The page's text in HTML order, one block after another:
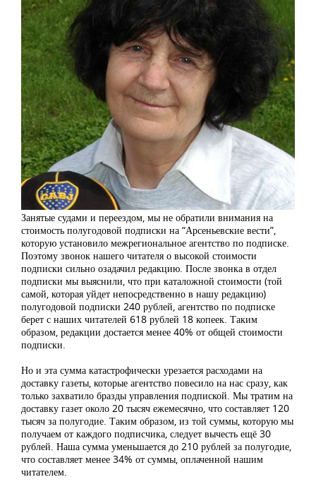
Занятые судами и переездом, мы не обратили внимания на
стоимость полугодовой подписки на “Арсеньевские вести”,
которую установило межрегиональное агентство по подписке.
Поэтому звонок нашего читателя о высокой стоимости
подписки сильно озадачил редакцию. После звонка в отдел
подписки мы выяснили, что при каталожной стоимости (той
самой, которая уйдет непосредственно в нашу редакцию)
полугодовой подписки 240 рублей, агентство по подписке
берет с наших читателей 618 рублей 18 копеек. Таким
образом, редакции достается менее 40% от общей стоимости
подписки.
Но и эта сумма катастрофически урезается расходами на
доставку газеты, которые агентство повесило на нас сразу, как
только захватило бразды управления подпиской. Мы тратим на
доставку газет около 20 тысяч ежемесячно, что составляет 120
тысяч за полугодие. Таким образом, из той суммы, которую мы
получаем от каждого подписчика, следует вычесть ещё 30
рублей. Наша сумма уменьшается до 210 рублей за полугодие,
что составляет менее 34% от суммы, оплаченной нашим
читателем.